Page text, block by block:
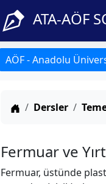
ATA-AÖF
AÖF - Anadolu
Anasayfa
Dersler
Fermuar ve
Fermuar, üstünde